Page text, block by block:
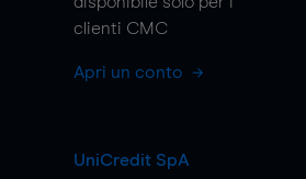
clienti CMC
Apri un conto
UniCredit SpA